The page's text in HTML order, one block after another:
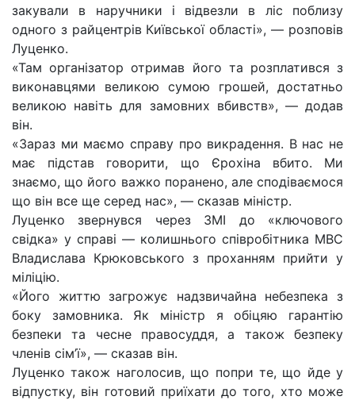
закували в наручники і відвезли в ліс поблизу
одного з райцентрів Київської області», — розповів
Луценко.
«Там організатор отримав його та розплатився з
виконавцями великою сумою грошей, достатньо
великою навіть для замовних вбивств», — додав
він.
«Зараз ми маємо справу про викрадення. В нас не
має підстав говорити, що Єрохіна вбито. Ми
знаємо, що його важко поранено, але сподіваємося
що він все ще серед нас», — сказав міністр.
Луценко звернувся через ЗМІ до «ключового
свідка» у справі — колишнього співробітника МВС
Владислава Крюковського з проханням прийти у
міліцію.
«Його життю загрожує надзвичайна небезпека з
боку замовника. Як міністр я обіцяю гарантію
безпеки та чесне правосуддя, а також безпеку
членів сім’ї», — сказав він.
Луценко також наголосив, що попри те, що йде у
відпустку, він готовий приїхати до того, хто може